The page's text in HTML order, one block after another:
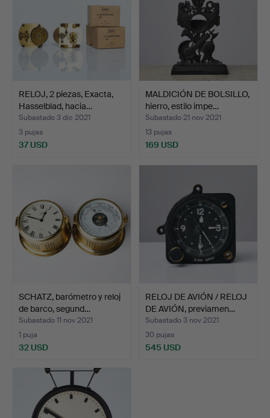
RELOJ, 2 piezas, Exacta,
Hasselblad, hacia…
Subastado 3 dic 2021
3 pujas
37 USD
MALDICIÓN DE BOLSILLO,
hierro, estilo impe…
Subastado 21 nov 2021
13 pujas
169 USD
SCHATZ, barómetro y reloj
de barco, segund…
Subastado 11 nov 2021
1 puja
32 USD
RELOJ DE AVIÓN / RELOJ
DE AVIÓN, previamen…
Subastado 3 nov 2021
30 pujas
545 USD